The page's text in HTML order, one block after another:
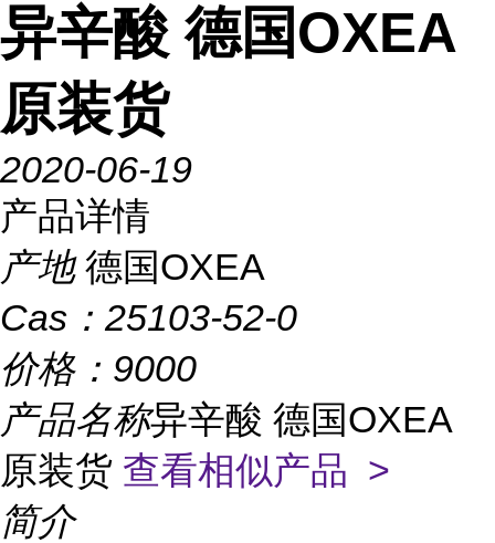
异辛酸 德国OXEA
原装货
2020-06-19
产品详情
产地 德国OXEA
Cas： 25103-52-0
价格： 9000
产品名称异辛酸 德国OXEA
原装货 查看相似产品 >
简介